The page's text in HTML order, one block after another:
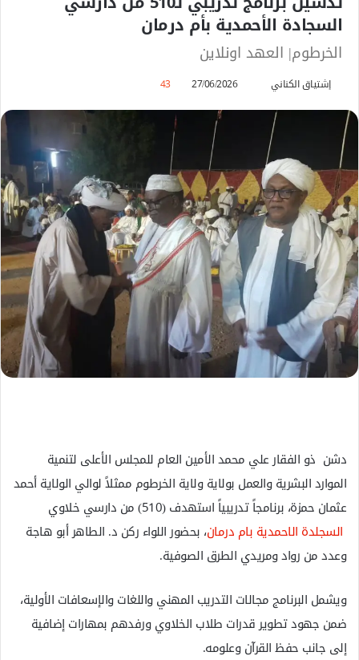
السجادة الأحمدية بأم درمان
الخرطوم| العهد اونلاين
إشتياق الكناني
ر
ي
د
ل
ر
27/06/2026
43
دشن ذو الفقار علي محمد الأمين العام للمجلس الأعلى لتنمية
الموارد البشرية والعمل بولاية ولاية الخرطوم ممثلاً لوالي الولاية أحمد
عثمان حمزة، برنامجاً تدريبياً استهدف (510) من دارسي خلاوي
السجلدة الاحمدية بام درمان، بحضور اللواء ركن د. الطاهر أبو هاجة
وعدد من رواد ومريدي الطرق الصوفية.
ويشمل البرنامج مجالات التدريب المهني واللغات والإسعافات الأولية،
ضمن جهود تطوير قدرات طلاب الخلاوي ورفدهم بمهارات إضافية
إلى جانب حفظ القرآن وعلومه.